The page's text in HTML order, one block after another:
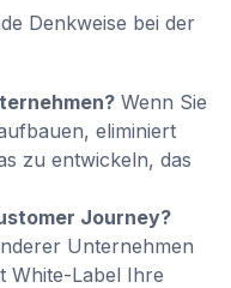
Denkweise bei der
Wenn Sie
eliminiert
zu entwickeln, das
Journey?
Unternehmen
White-Label Ihre